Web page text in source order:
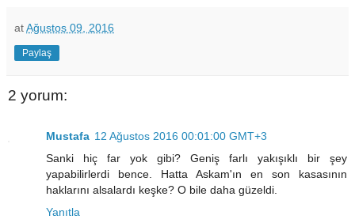
atAğustos 09, 2016
Paylaş
2 yorum:
Mustafa 12 Ağustos 2016 00:01:00 GMT+3
Sanki hiç far yok gibi? Geniş farlı yakışıklı bir şey
yapabilirlerdi bence. Hatta Askam'ın en son kasasının
haklarını alsalardı keşke? O bile daha güzeldi.
Yanıtla